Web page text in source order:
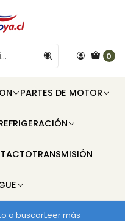
0
PARTES DE MOTOR
TRANSMISIÓN
a buscarLeer más